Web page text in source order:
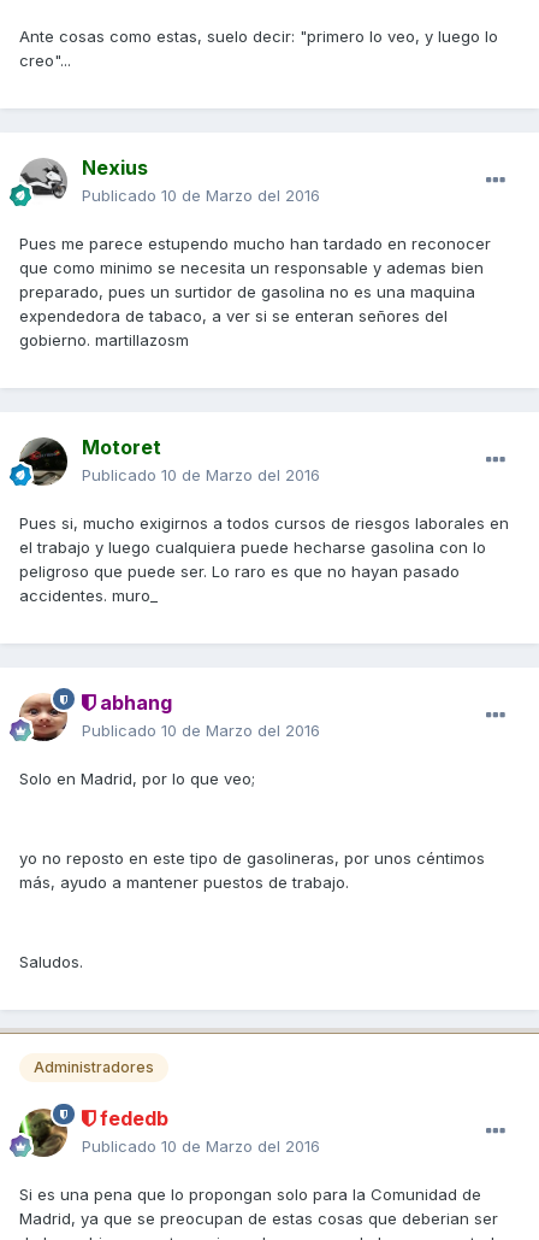
Ante cosas como estas, suelo decir: "primero lo veo, y luego lo
creo"...
Nexius
Publicado 10 de Marzo del 2016
Pues me parece estupendo mucho han tardado en reconocer
que como minimo se necesita un responsable y ademas bien
preparado, pues un surtidor de gasolina no es una maquina
expendedora de tabaco, a ver si se enteran señores del
gobierno. martillazosm
Motoret
Publicado 10 de Marzo del 2016
Pues si, mucho exigirnos a todos cursos de riesgos laborales en
el trabajo y luego cualquiera puede hecharse gasolina con lo
peligroso que puede ser. Lo raro es que no hayan pasado
accidentes. muro_
abhang
Publicado 10 de Marzo del 2016
Solo en Madrid, por lo que veo;
yo no reposto en este tipo de gasolineras, por unos céntimos
más, ayudo a mantener puestos de trabajo.
Saludos.
Administradores
fededb
Publicado 10 de Marzo del 2016
Si es una pena que lo propongan solo para la Comunidad de
Madrid, ya que se preocupan de estas cosas que deberian ser